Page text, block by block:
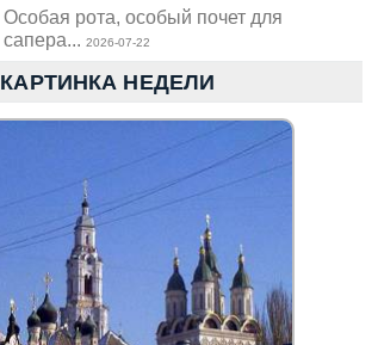
Особая рота, особый почет для
сапера...2026-07-22
КАРТИНКА НЕДЕЛИ